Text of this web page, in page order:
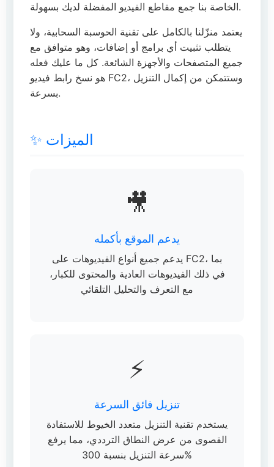
الخاصة بنا جمع مقاطع الفيديو المفضلة لديك بسهولة.
يعتمد منزّلنا بالكامل على تقنية الحوسبة السحابية، ولا
يتطلب تثبيت أي برامج أو إضافات، وهو متوافق مع
جميع المتصفحات والأجهزة الشائعة. كل ما عليك فعله
هو نسخ رابط فيديو FC2، وستتمكن من إكمال التنزيل
بسرعة.
✨ الميزات
🎥
يدعم الموقع بأكمله
يدعم جميع أنواع الفيديوهات على FC2، بما
في ذلك الفيديوهات العادية والمحتوى للكبار،
مع التعرف والتحليل التلقائي
⚡
تنزيل فائق السرعة
يستخدم تقنية التنزيل متعدد الخيوط للاستفادة
القصوى من عرض النطاق الترددي، مما يرفع
سرعة التنزيل بنسبة 300%